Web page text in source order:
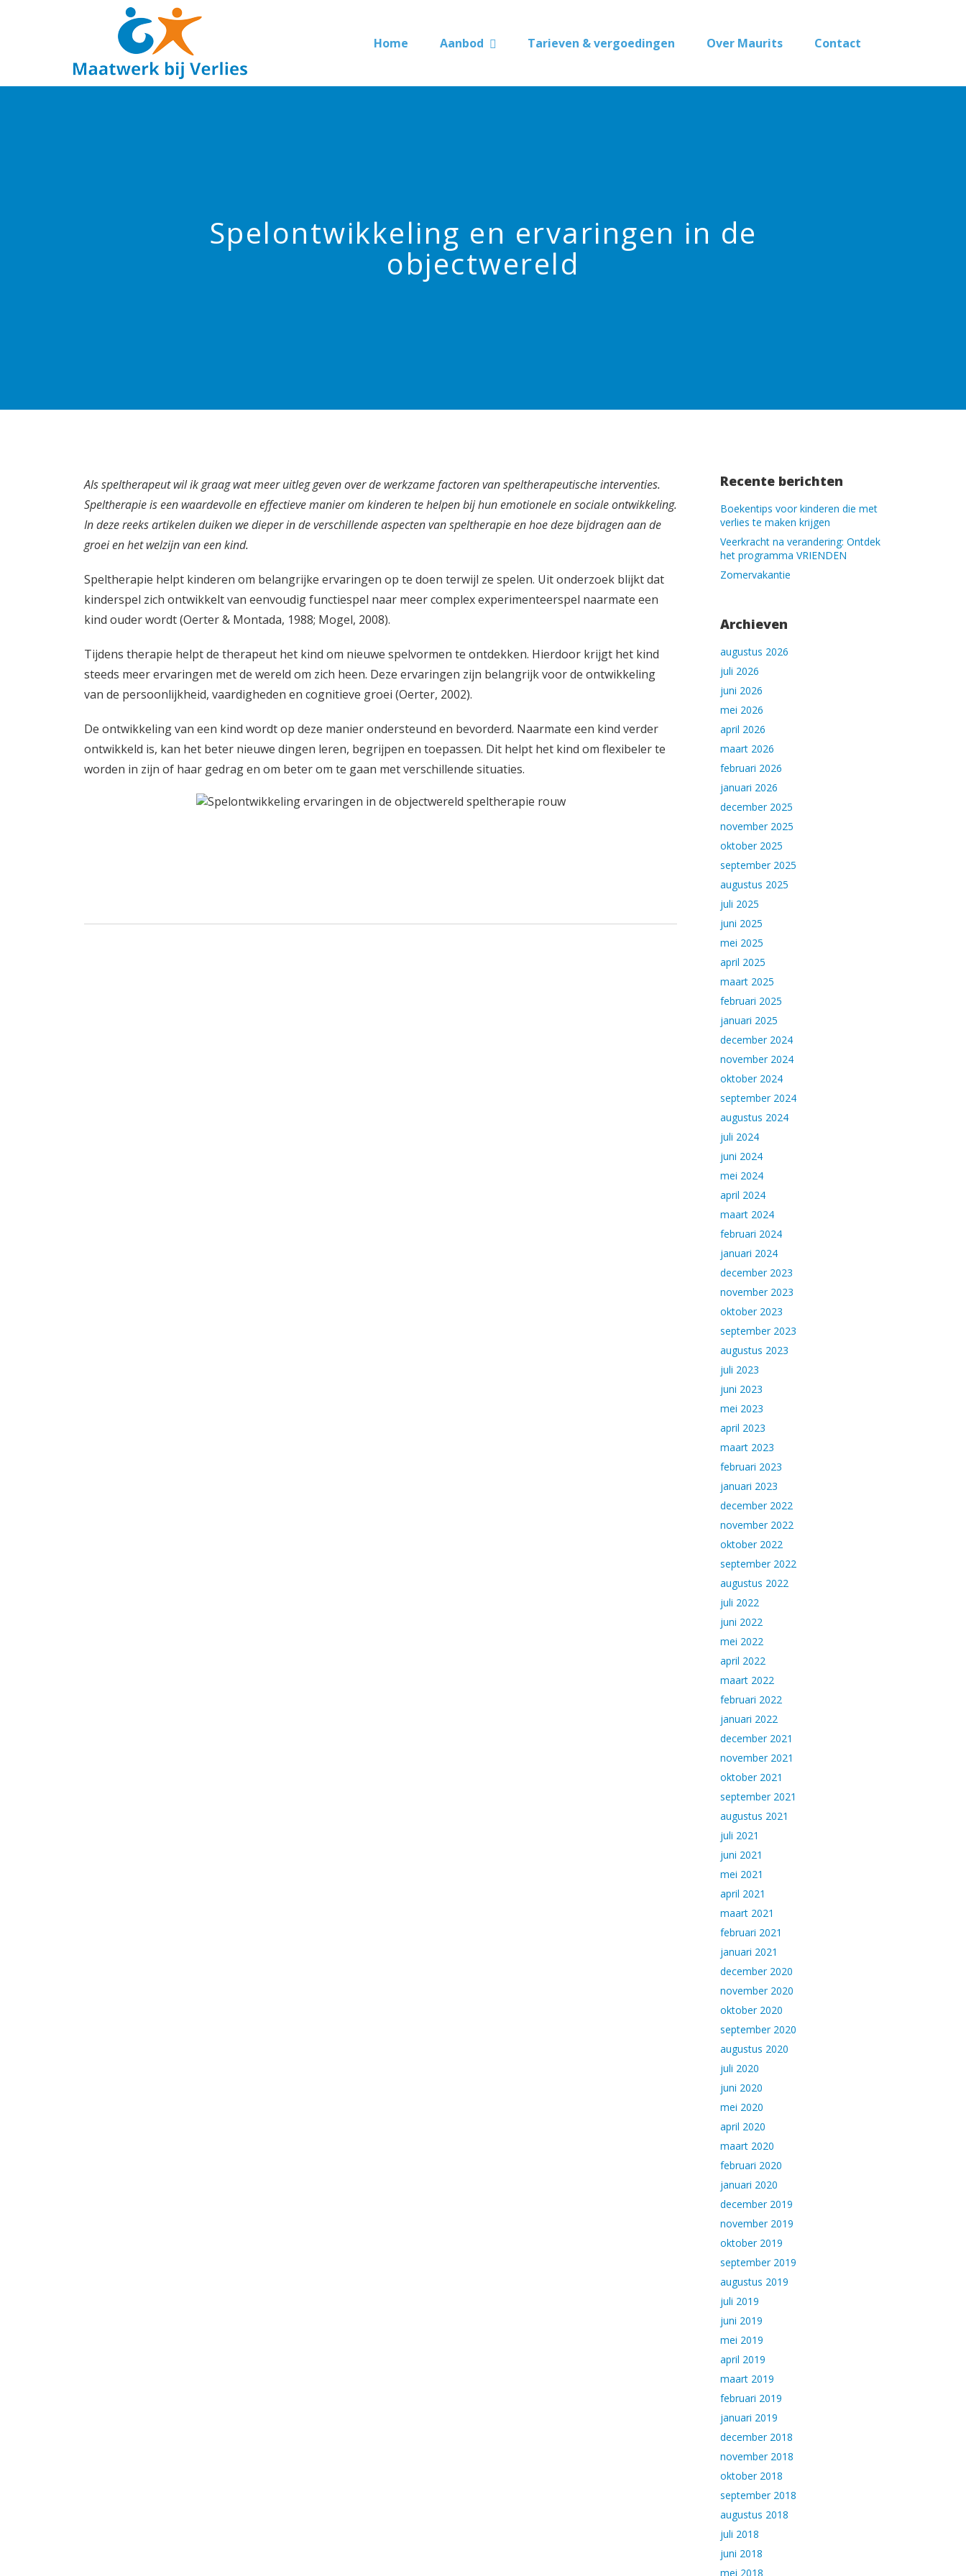
Home Aanbod Tarieven & vergoedingen Over Maurits Contact
Spelontwikkeling en ervaringen in de
objectwereld
Als speltherapeut wil ik graag wat meer uitleg geven over de werkzame factoren van speltherapeutische interventies.
Speltherapie is een waardevolle en effectieve manier om kinderen te helpen bij hun emotionele en sociale ontwikkeling.
In deze reeks artikelen duiken we dieper in de verschillende aspecten van speltherapie en hoe deze bijdragen aan de
groei en het welzijn van een kind.
Speltherapie helpt kinderen om belangrijke ervaringen op te doen terwijl ze spelen. Uit onderzoek blijkt dat
kinderspel zich ontwikkelt van eenvoudig functiespel naar meer complex experimenteerspel naarmate een
kind ouder wordt (Oerter & Montada, 1988; Mogel, 2008).
Tijdens therapie helpt de therapeut het kind om nieuwe spelvormen te ontdekken. Hierdoor krijgt het kind
steeds meer ervaringen met de wereld om zich heen. Deze ervaringen zijn belangrijk voor de ontwikkeling
van de persoonlijkheid, vaardigheden en cognitieve groei (Oerter, 2002).
De ontwikkeling van een kind wordt op deze manier ondersteund en bevorderd. Naarmate een kind verder
ontwikkeld is, kan het beter nieuwe dingen leren, begrijpen en toepassen. Dit helpt het kind om flexibeler te
worden in zijn of haar gedrag en om beter om te gaan met verschillende situaties.
Recente berichten
Boekentips voor kinderen die met
verlies te maken krijgen
Veerkracht na verandering: Ontdek
het programma VRIENDEN
Zomervakantie
Archieven
augustus 2026
juli 2026
juni 2026
mei 2026
april 2026
maart 2026
februari 2026
januari 2026
december 2025
november 2025
oktober 2025
september 2025
augustus 2025
juli 2025
juni 2025
mei 2025
april 2025
maart 2025
februari 2025
januari 2025
december 2024
november 2024
oktober 2024
september 2024
augustus 2024
juli 2024
juni 2024
mei 2024
april 2024
maart 2024
februari 2024
januari 2024
december 2023
november 2023
oktober 2023
september 2023
augustus 2023
juli 2023
juni 2023
mei 2023
april 2023
maart 2023
februari 2023
januari 2023
december 2022
november 2022
oktober 2022
september 2022
augustus 2022
juli 2022
juni 2022
mei 2022
april 2022
maart 2022
februari 2022
januari 2022
december 2021
november 2021
oktober 2021
september 2021
augustus 2021
juli 2021
juni 2021
mei 2021
april 2021
maart 2021
februari 2021
januari 2021
december 2020
november 2020
oktober 2020
september 2020
augustus 2020
juli 2020
juni 2020
mei 2020
april 2020
maart 2020
februari 2020
januari 2020
december 2019
november 2019
oktober 2019
september 2019
augustus 2019
juli 2019
juni 2019
mei 2019
april 2019
maart 2019
februari 2019
januari 2019
december 2018
november 2018
oktober 2018
september 2018
augustus 2018
juli 2018
juni 2018
mei 2018